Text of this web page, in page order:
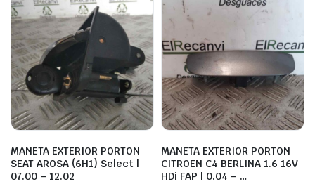
MANETA EXTERIOR PORTON
SEAT AROSA (6H1) Select |
07.00 – 12.02
MANETA EXTERIOR PORTON
CITROEN C4 BERLINA 1.6 16V
HDi FAP | 0.04 – …